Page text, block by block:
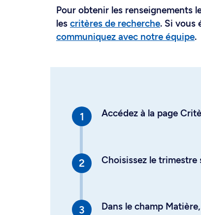
Pour obtenir les renseignements
les critères de recherche. Si vous
communiquez avec notre équipe.
Accédez à la page
Choisissez le trimestre
Dans le champ